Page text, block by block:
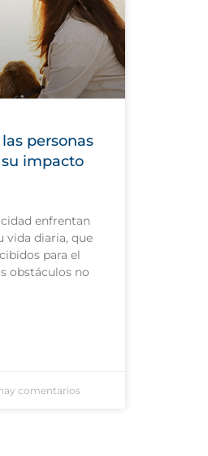
personas
impacto
enfrentan
vida diaria, que
para el
obstáculos no
comentarios